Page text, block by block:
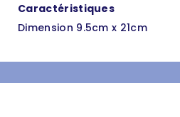
Caractéristiques
Dimension 9.5cm x 21cm